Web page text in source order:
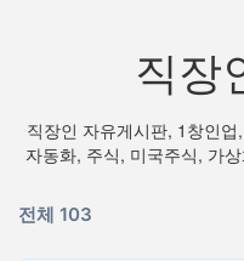
직장
직장인 자유게시판, 1창인
자동화, 주식, 미국주식, 가
전체 103